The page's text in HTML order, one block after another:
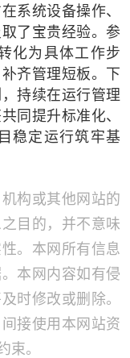
系统设备操作、
了宝贵经验。参
化为具体工作步
齐管理短板。下
持续在运行管理
同提升标准化、
稳定运行筑牢基
构或其他网站的
目的，并不意味
。本网所有信息
本网内容如有侵
时修改或删除。
接使用本网站资
束。